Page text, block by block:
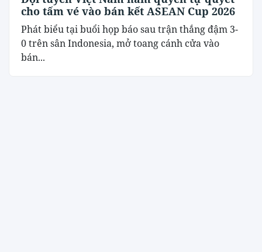
cho tấm vé vào bán kết ASEAN Cup 2026
Phát biểu tại buổi họp báo sau trận thắng đậm 3-
0 trên sân Indonesia, mở toang cánh cửa vào
bán...